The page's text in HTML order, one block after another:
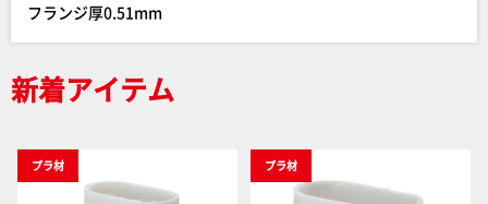
フランジ厚0.51mm
新着アイテム
プラ材 プラ材